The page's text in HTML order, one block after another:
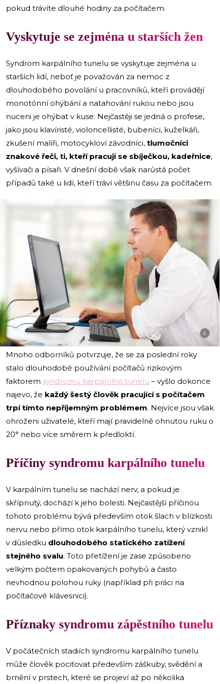
pokud trávíte dlouhé hodiny za počítačem.
Vyskytuje se zejména u starších žen
Syndrom karpálního tunelu se vyskytuje zejména u
starších lidí, neboť je považován za nemoc z
dlouhodobého povolání u pracovníků, kteří provádějí
monotónní ohýbání a natahování rukou nebo jsou
nuceni je ohýbat v kuse. Nejčastěji se jedná o profese,
jako jsou klavíristé, violoncellisté, bubeníci, kuželkáři,
zkušení malíři, motocykloví závodníci, tlumočníci
znakové řeči, ti, kteří pracují se sbíječkou, kadeřnice,
vyšívači a písaři. V dnešní době však narůstá počet
případů také u lidí, kteří tráví většinu času za počítačem.
i
Mnoho odborníků potvrzuje, že se za poslední roky
stalo dlouhodobé používání počítačů rizikovým
faktorem syndromu karpálního tunelu – vyšlo dokonce
najevo, že každý šestý člověk pracující s počítačem
trpí tímto nepříjemným problémem. Nejvíce jsou však
ohroženi uživatelé, kteří mají pravidelně ohnutou ruku o
20° nebo více směrem k předloktí.
Příčiny syndromu karpálního tunelu
V karpálním tunelu se nachází nerv, a pokud je
skřípnutý, dochází k jeho bolesti. Nejčastější příčinou
tohoto problému bývá především otok šlach v blízkosti
nervu nebo přímo otok karpálního tunelu, který vznikl
v důsledku dlouhodobého statického zatížení
stejného svalu. Toto přetížení je zase způsobeno
velkým počtem opakovaných pohybů a často
nevhodnou polohou ruky (například při práci na
počítačové klávesnici).
Příznaky syndromu zápěstního tunelu
V počátečních stadiích syndromu karpálního tunelu
může člověk pociťovat především záškuby, svědění a
brnění v prstech, které se projeví až po několika